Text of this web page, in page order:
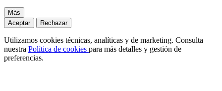
Más
Aceptar
Rechazar
Utilizamos cookies técnicas, analíticas y de marketing. Consulta
nuestra Política de cookies para más detalles y gestión de
preferencias.